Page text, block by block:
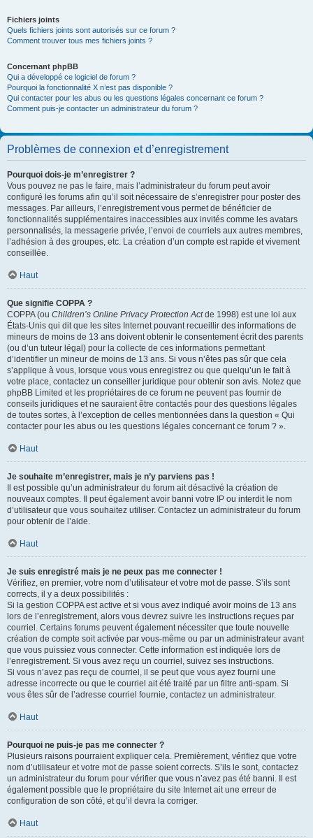
Fichiers joints
Quels fichiers joints sont autorisés sur ce forum ?
Comment trouver tous mes fichiers joints ?
Concernant phpBB
Qui a développé ce logiciel de forum ?
Pourquoi la fonctionnalité X n’est pas disponible ?
Qui contacter pour les abus ou les questions légales concernant ce forum ?
Comment puis-je contacter un administrateur du forum ?
Problèmes de connexion et d’enregistrement
Pourquoi dois-je m’enregistrer ?
Vous pouvez ne pas le faire, mais l’administrateur du forum peut avoir
configuré les forums afin qu’il soit nécessaire de s’enregistrer pour poster des
messages. Par ailleurs, l’enregistrement vous permet de bénéficier de
fonctionnalités supplémentaires inaccessibles aux invités comme les avatars
personnalisés, la messagerie privée, l’envoi de courriels aux autres membres,
l’adhésion à des groupes, etc. La création d’un compte est rapide et vivement
conseillée.
Haut
Que signifie COPPA ?
COPPA (ou Children’s Online Privacy Protection Actde 1998) est une loi aux
États-Unis qui dit que les sites Internet pouvant recueillir des informations de
mineurs de moins de 13 ans doivent obtenir le consentement écrit des parents
(ou d’un tuteur légal) pour la collecte de ces informations permettant
d’identifier un mineur de moins de 13 ans. Si vous n’êtes pas sûr que cela
s’applique à vous, lorsque vous vous enregistrez ou que quelqu’un le fait à
votre place, contactez un conseiller juridique pour obtenir son avis. Notez que
phpBB Limited et les propriétaires de ce forum ne peuvent pas fournir de
conseils juridiques et ne sauraient être contactés pour des questions légales
de toutes sortes, à l’exception de celles mentionnées dans la question « Qui
contacter pour les abus ou les questions légales concernant ce forum ? ».
Haut
Je souhaite m’enregistrer, mais je n’y parviens pas !
Il est possible qu’un administrateur du forum ait désactivé la création de
nouveaux comptes. Il peut également avoir banni votre IP ou interdit le nom
d’utilisateur que vous souhaitez utiliser. Contactez un administrateur du forum
pour obtenir de l’aide.
Haut
Je suis enregistré mais je ne peux pas me connecter !
Vérifiez, en premier, votre nom d’utilisateur et votre mot de passe. S’ils sont
corrects, il y a deux possibilités :
Si la gestion COPPA est active et si vous avez indiqué avoir moins de 13 ans
lors de l’enregistrement, alors vous devrez suivre les instructions reçues par
courriel. Certains forums peuvent également nécessiter que toute nouvelle
création de compte soit activée par vous-même ou par un administrateur avant
que vous puissiez vous connecter. Cette information est indiquée lors de
l’enregistrement. Si vous avez reçu un courriel, suivez ses instructions.
Si vous n’avez pas reçu de courriel, il se peut que vous ayez fourni une
adresse incorrecte ou que le courriel ait été traité par un filtre anti-spam. Si
vous êtes sûr de l’adresse courriel fournie, contactez un administrateur.
Haut
Pourquoi ne puis-je pas me connecter ?
Plusieurs raisons pourraient expliquer cela. Premièrement, vérifiez que votre
nom d’utilisateur et votre mot de passe soient corrects. S’ils le sont, contactez
un administrateur du forum pour vérifier que vous n’avez pas été banni. Il est
également possible que le propriétaire du site Internet ait une erreur de
configuration de son côté, et qu’il devra la corriger.
Haut